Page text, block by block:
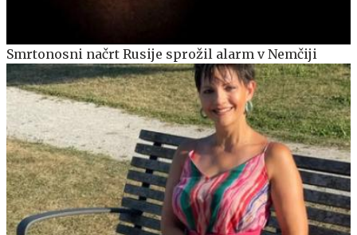
Smrtonosni načrt Rusije sprožil alarm v Nemčiji